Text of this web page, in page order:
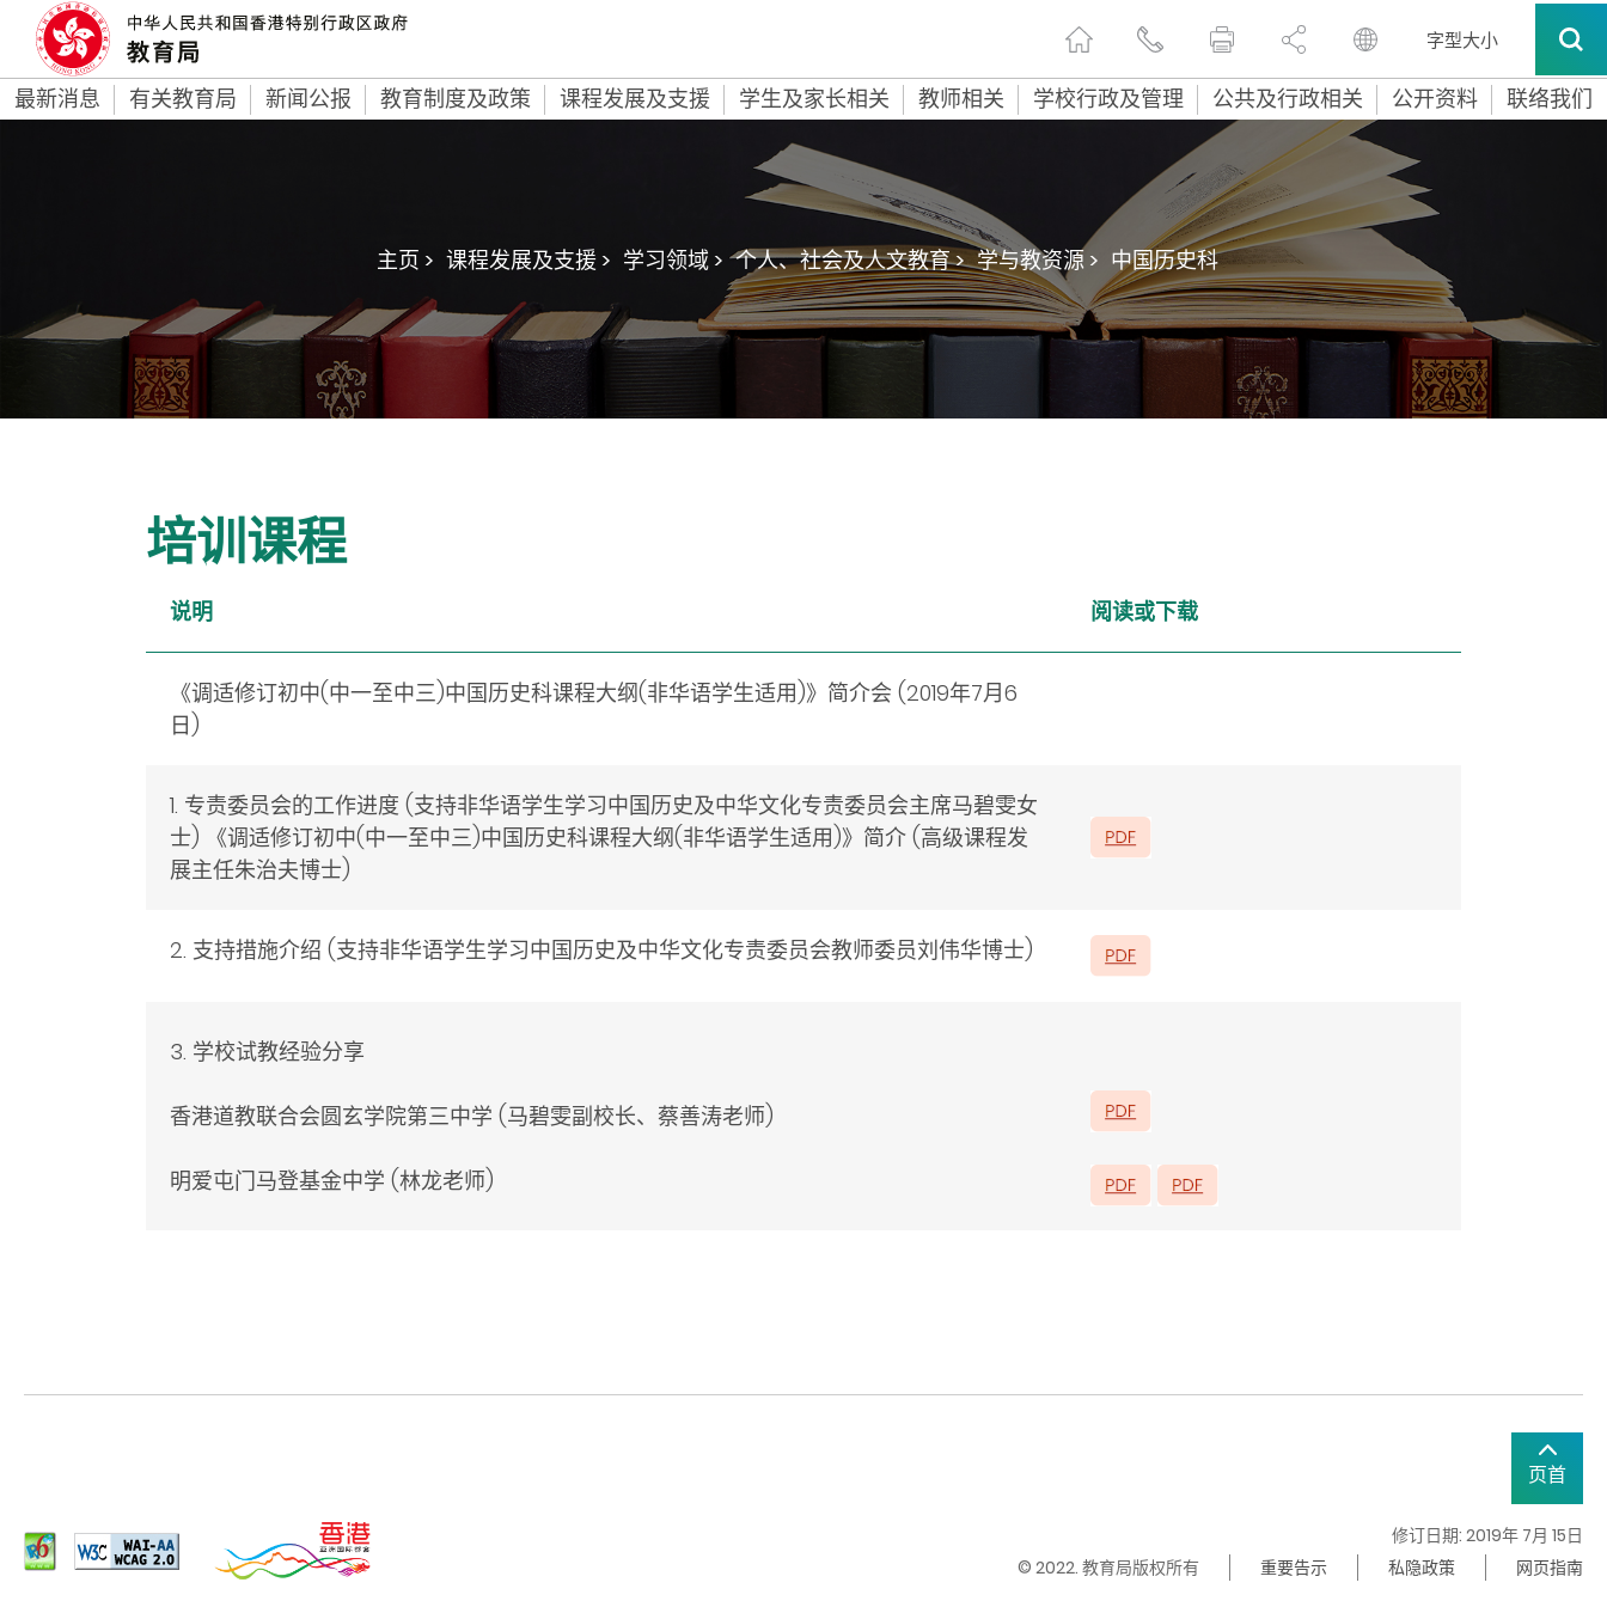
字型大小
最新消息 有关教育局 新闻公报 教育制度及政策 课程发展及支援 学生及家长相关 教师相关 学校行政及管理 公共及行政相关 公开资料 联络我们
主页 > 课程发展及支援 > 学习领域 > 个人、社会及人文教育 > 学与教资源 > 中国历史科
培训课程
说明 阅读或下载
《调适修订初中(中一至中三)中国历史科课程大纲(非华语学生适用)》简介会 (2019年7月6
日)
1. 专责委员会的工作进度 (支持非华语学生学习中国历史及中华文化专责委员会主席马碧雯女
士) 《调适修订初中(中一至中三)中国历史科课程大纲(非华语学生适用)》简介 (高级课程发
展主任朱治夫博士)
2. 支持措施介绍 (支持非华语学生学习中国历史及中华文化专责委员会教师委员刘伟华博士)
3. 学校试教经验分享
香港道教联合会圆玄学院第三中学 (马碧雯副校长、蔡善涛老师)
明爱屯门马登基金中学 (林龙老师)
页首
修订日期: 2019年 7月 15日
© 2022. 教育局版权所有
重要告示 私隐政策 网页指南